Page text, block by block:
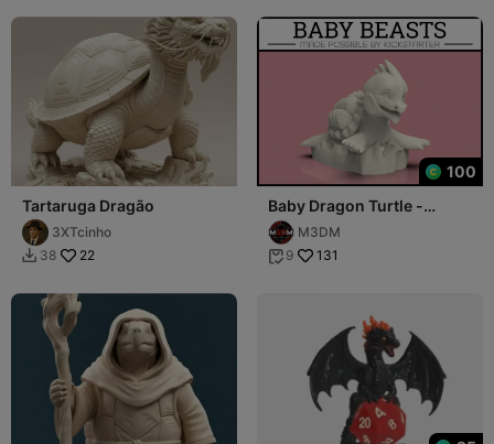
Tartaruga Dragão
3XTcinho
 38 22
100
Baby Dragon Turtle -
Tabletop Miniature
M3DM
 9 131